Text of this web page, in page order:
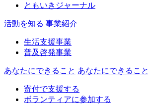
ともいきジャーナル
活動を知る 事業紹介
生活支援事業
普及啓発事業
あなたにできること あなたにできること
寄付で支援する
ボランティアに参加する